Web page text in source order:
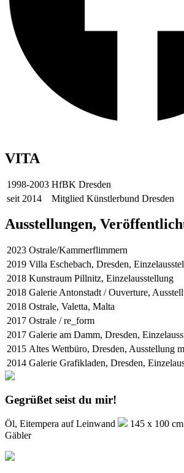
VITA
1998-2003 HfBK Dresden
seit 2014
Mitglied Künstlerbund Dresden
Ausstellungen,
2023 Ostrale/Kammerflimmern
2019 Villa Eschebach, Dresden,
2018 Kunstraum Pillnitz, Einzelausstellung
2018 Galerie Antonstadt / Ouverture,
2018 Ostrale, Valetta, Malta
2017 Ostrale / re_form
2017 Galerie am Damm, Dresden,
2015 Altes Wettbüro, Dresden, Ausstellung
2014 Galerie Grafikladen, Dresden,
Gegrüßet seist du mir!
Öl, Eitempera auf Leinwand 145 x 100 cm
Gäbler